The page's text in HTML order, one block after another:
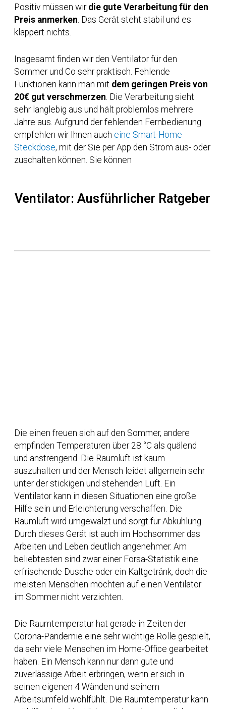
Positiv müssen wirdie gute Verarbeitung für den
Preis anmerken . Das Gerät steht stabil und es
klappert nichts.
Insgesamt finden wir den Ventilator für den
Sommer und Co sehr praktisch. Fehlende
Funktionen kann man mit dem geringen Preis von
20€ gut verschmerzen . Die Verarbeitung sieht
sehr langlebig aus und hält problemlos mehrere
Jahre aus. Aufgrund der fehlenden Fernbedienung
empfehlen wir Ihnen auch eine Smart-Home
Steckdose, mit der Sie per App den Strom aus- oder
zuschalten können. Sie können
Ventilator: Ausführlicher Ratgeber
Die einen freuen sich auf den Sommer, andere
empfinden Temperaturen über 28 °C als quälend
und anstrengend. Die Raumluft ist kaum
auszuhalten und der Mensch leidet allgemein sehr
unter der stickigen und stehenden Luft. Ein
Ventilator kann in diesen Situationen eine große
Hilfe sein und Erleichterung verschaffen. Die
Raumluft wird umgewälzt und sorgt für Abkühlung.
Durch dieses Gerät ist auch im Hochsommer das
Arbeiten und Leben deutlich angenehmer. Am
beliebtesten sind zwar einer Forsa-Statistik eine
erfrischende Dusche oder ein Kaltgetränk, doch die
meisten Menschen möchten auf einen Ventilator
im Sommer nicht verzichten.
Die Raumtemperatur hat gerade in Zeiten der
Corona-Pandemie eine sehr wichtige Rolle gespielt,
da sehr viele Menschen im Home-Office gearbeitet
haben. Ein Mensch kann nur dann gute und
zuverlässige Arbeit erbringen, wenn er sich in
seinen eigenen 4 Wänden und seinem
Arbeitsumfeld wohlfühlt. Die Raumtemperatur kann